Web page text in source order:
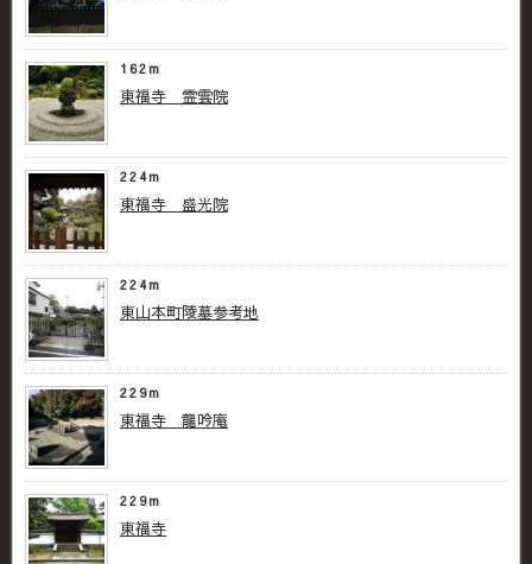
162m
東福寺 霊雲院
224m
東福寺 盛光院
224m
東山本町陵墓参考地
229m
東福寺 龍吟庵
229m
東福寺